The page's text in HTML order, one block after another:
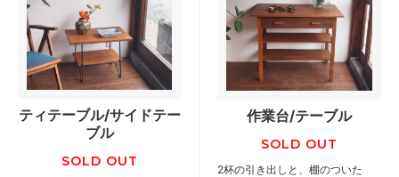
ティテーブル/サイドテー
ブル
SOLD OUT
作業台/テーブル
SOLD OUT
2杯の引き出しと、棚のついた